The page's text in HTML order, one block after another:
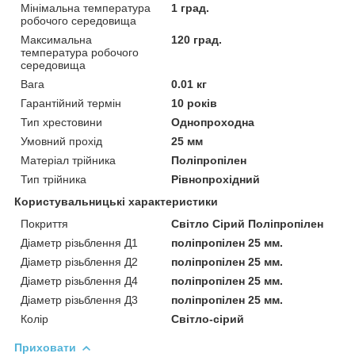
Мінімальна температура
робочого середовища
1 град.
Максимальна
температура робочого
середовища
120 град.
Вага
0.01 кг
Гарантійний термін
10 років
Тип хрестовини
Однопроходна
Умовний прохід
25 мм
Матеріал трійника
Поліпропілен
Тип трійника
Рівнопрохідний
Користувальницькі характеристики
Покриття
Світло Сірий Поліпропілен
Діаметр різьблення Д1
поліпропілен 25 мм.
Діаметр різьблення Д2
поліпропілен 25 мм.
Діаметр різьблення Д4
поліпропілен 25 мм.
Діаметр різьблення Д3
поліпропілен 25 мм.
Колір
Світло-сірий
Приховати